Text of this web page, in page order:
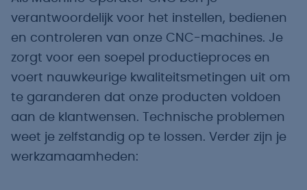
verantwoordelijk voor het instellen, bedienen
en controleren van onze CNC-machines. Je
zorgt voor een soepel productieproces en
voert nauwkeurige kwaliteitsmetingen uit om
te garanderen dat onze producten voldoen
aan de klantwensen. Technische problemen
weet je zelfstandig op te lossen. Verder zijn je
werkzamaamheden: